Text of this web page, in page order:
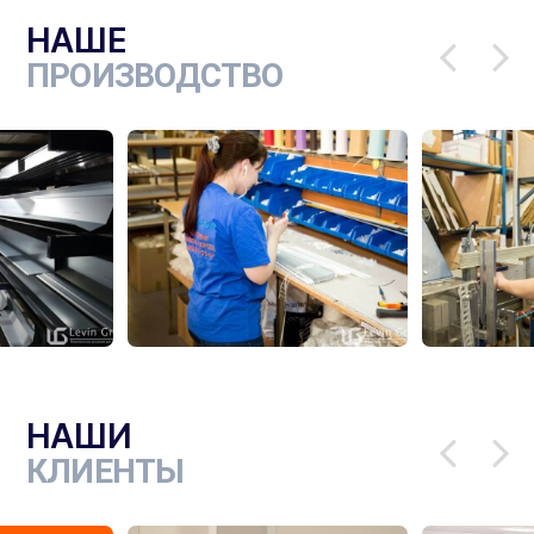
НАШЕ
ПРОИЗВОДСТВО
НАШИ
КЛИЕНТЫ